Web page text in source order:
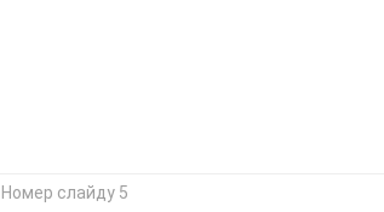
Номер слайду 5